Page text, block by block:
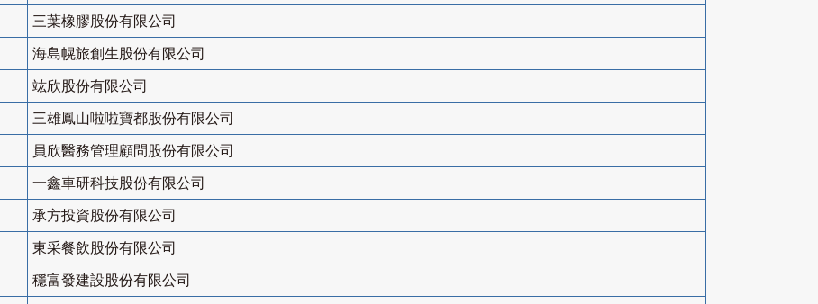
三葉橡膠股份有限公司
海島幌旅創生股份有限公司
竑欣股份有限公司
三雄鳳山啦啦寶都股份有限公司
員欣醫務管理顧問股份有限公司
一鑫車研科技股份有限公司
承方投資股份有限公司
東采餐飲股份有限公司
穩富發建設股份有限公司